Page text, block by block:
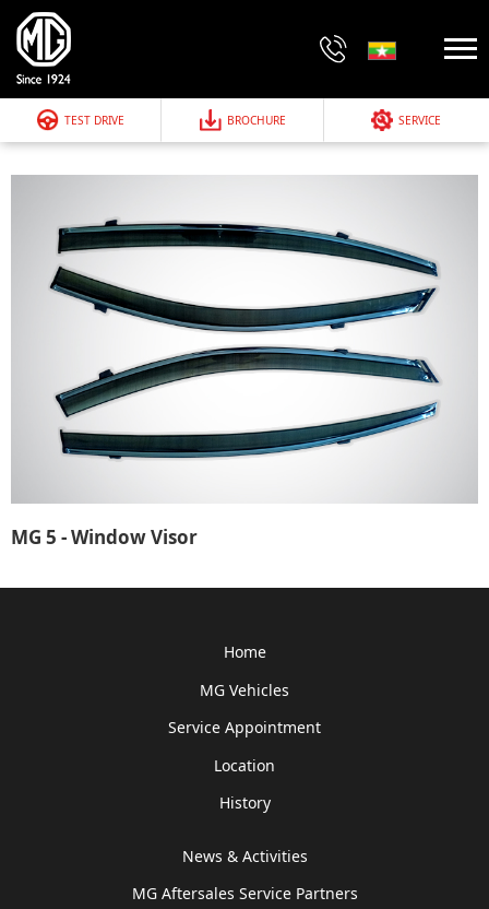
TEST DRIVE BROCHURE SERVICE
MG 5 - Window Visor
Home
MG Vehicles
Service Appointment
Location
History
News & Activities
MG Aftersales Service Partners